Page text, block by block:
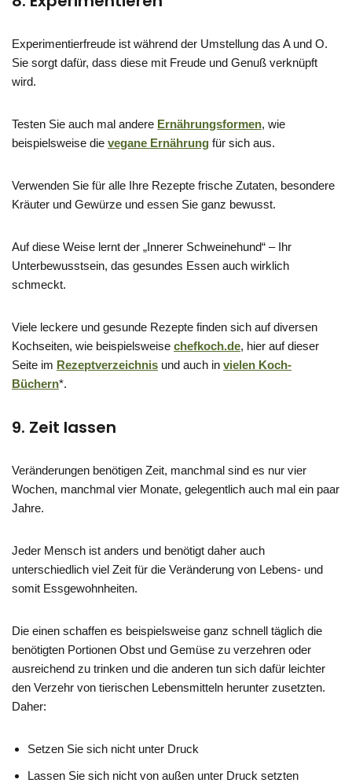
Experimentierfreude ist während der Umstellung das A und O.
Sie sorgt dafür, dass diese mit Freude und Genuß verknüpft
wird.
Testen Sie auch mal andere Ernährungsformen, wie
beispielsweise die vegane Ernährung für sich aus.
Verwenden Sie für alle Ihre Rezepte frische Zutaten, besondere
Kräuter und Gewürze und essen Sie ganz bewusst.
Auf diese Weise lernt der „Innerer Schweinehund“ – Ihr
Unterbewusstsein, das gesundes Essen auch wirklich
schmeckt.
Viele leckere und gesunde Rezepte finden sich auf diversen
Kochseiten, wie beispielsweise chefkoch.de, hier auf dieser
Seite im Rezeptverzeichnis und auch in vielen Koch-
Büchern*.
9. Zeit lassen
Veränderungen benötigen Zeit, manchmal sind es nur vier
Wochen, manchmal vier Monate, gelegentlich auch mal ein paar
Jahre.
Jeder Mensch ist anders und benötigt daher auch
unterschiedlich viel Zeit für die Veränderung von Lebens- und
somit Essgewohnheiten.
Die einen schaffen es beispielsweise ganz schnell täglich die
benötigten Portionen Obst und Gemüse zu verzehren oder
ausreichend zu trinken und die anderen tun sich dafür leichter
den Verzehr von tierischen Lebensmitteln herunter zusetzten.
Daher:
Setzen Sie sich nicht unter Druck
Lassen Sie sich nicht von außen unter Druck setzten